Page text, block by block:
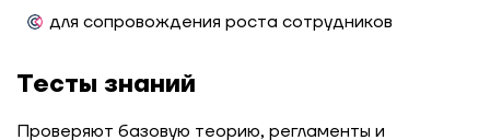
для сопровождения роста сотрудников
Тесты знаний
Проверяют базовую теорию, регламенты и